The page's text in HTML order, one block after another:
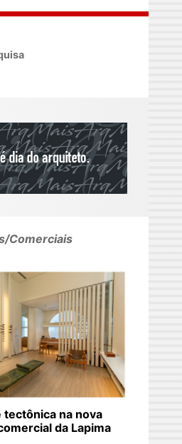
Comerciais
tectônica na nova
da Lapima